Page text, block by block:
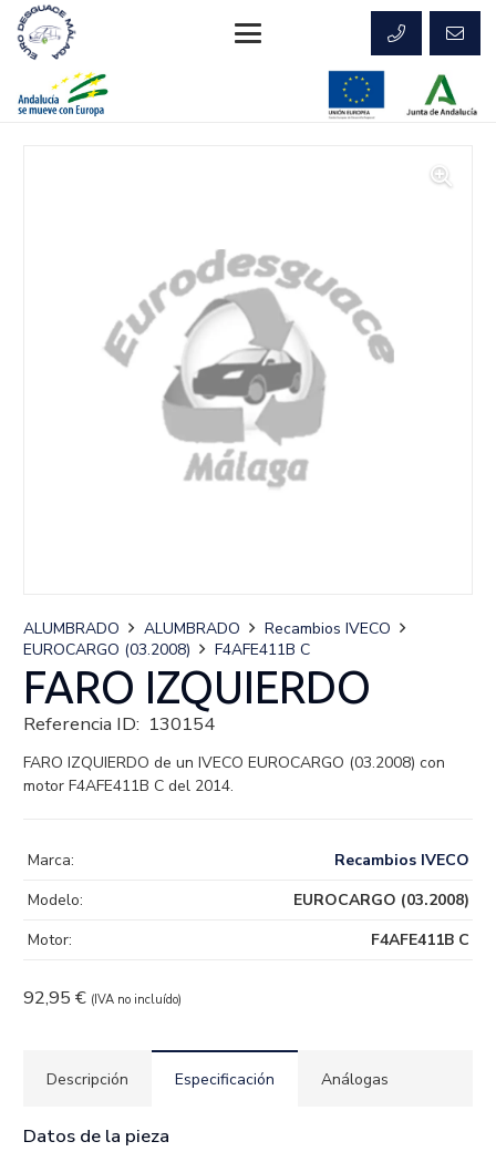
ALUMBRADO ALUMBRADO
Recambios IVECO
EUROCARGO (03.2008)
F4AFE411B C
FARO IZQUIERDO
Referencia ID: 130154
FARO IZQUIERDO de un IVECO EUROCARGO (03.2008) con
motor F4AFE411B C del 2014.
92,95 € (IVA no incluído)
Marca:
Recambios IVECO
Modelo:
EUROCARGO (03.2008)
Motor:
F4AFE411B C
Descripción Especificación Análogas
Datos de la pieza